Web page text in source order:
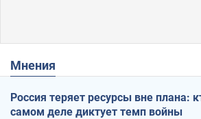
Мнения
Россия теряет ресурсы вне плана:
самом деле диктует темп войны